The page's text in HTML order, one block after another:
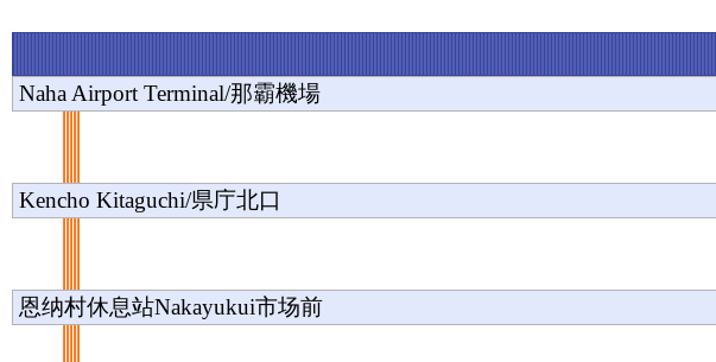
Naha Airport Terminal/那霸機場
Kencho Kitaguchi/県庁北口
恩纳村休息站Nakayukui市场前